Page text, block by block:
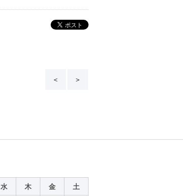
＜ ＞
水 木 金 土